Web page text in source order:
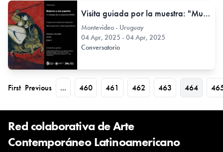
Visita guiada por la muestra: "Mujeres y sus papeles - 17 artistas de la colección MNAV"
Montevideo - Uruguay
04 Apr, 2025 - 04 Apr, 2025
Conversatorio
First Previous ... 460 461 462 463 464
Red colaborativa de Arte
Contemporáneo Latinoamericano